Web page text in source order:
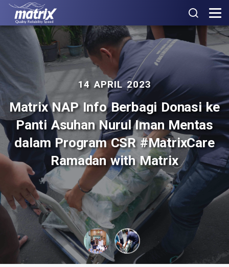
14 APRIL 2023
Matrix NAP Info Berbagi Donasi ke
Panti Asuhan Nurul Iman Mentas
dalam Program CSR #MatrixCare
Ramadan with Matrix